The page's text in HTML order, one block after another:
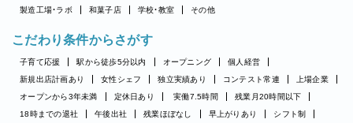
製造工場・ラボ
和菓子店 学校・教室 その他
こだわり条件からさがす
子育て応援 駅から徒歩5分以内 オープニング
個人経営
新規出店計画あり
女性シェフ 独立実績あり コンテスト常連
上場企業
オープンから3年未満
定休日あり 実働7.5時間
残業月20時間以下
18時までの退社
午後出社 残業ほぼなし 早上がりあり
シフト制